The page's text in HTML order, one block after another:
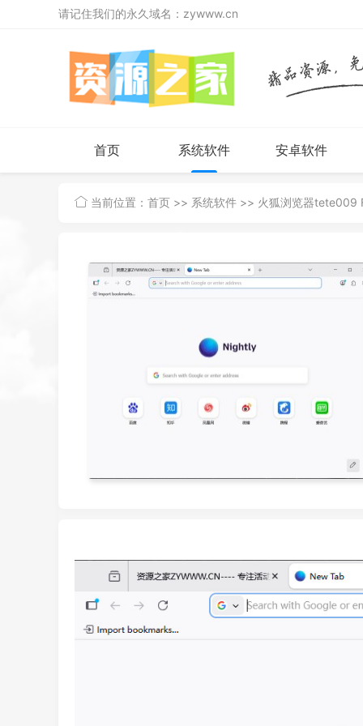
请记住我们的永久域名：zywww.cn
首页 系统软件 安卓软件
当前位置： 首页 >> 系统软件 >> 火狐浏览器tete009